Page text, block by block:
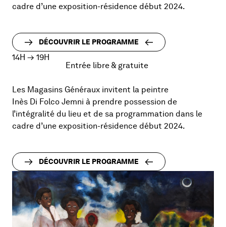
cadre d’une exposition-résidence début 2024.
DÉCOUVRIR LE PROGRAMME
14H → 19H
Entrée libre & gratuite
Les Magasins Généraux invitent la peintre
Inès Di Folco Jemni à prendre possession de
l’intégralité du lieu et de sa programmation dans le
cadre d’une exposition-résidence début 2024.
DÉCOUVRIR LE PROGRAMME